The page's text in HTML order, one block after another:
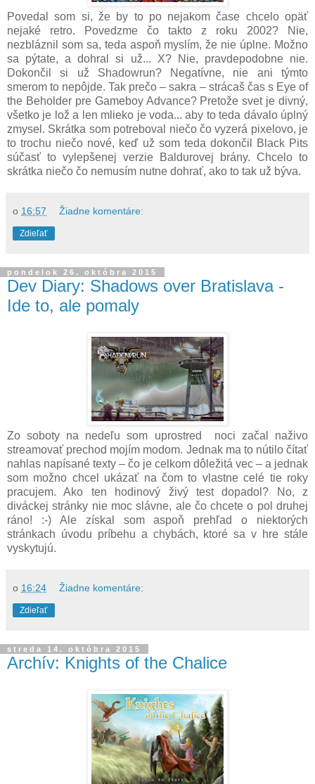
Povedal som si, že by to po nejakom čase chcelo opäť
nejaké retro. Povedzme čo takto z roku 2002? Nie,
nezbláznil som sa, teda aspoň myslím, že nie úplne. Možno
sa pýtate, a dohral si už... X? Nie, pravdepodobne nie.
Dokončil si už Shadowrun? Negatívne, nie ani týmto
smerom to nepôjde. Tak prečo – sakra – strácaš čas s Eye of
the Beholder pre Gameboy Advance? Pretože svet je divný,
všetko je lož a len mlieko je voda... aby to teda dávalo úplný
zmysel. Skrátka som potreboval niečo čo vyzerá pixelovo, je
to trochu niečo nové, keď už som teda dokončil Black Pits
súčasť to vylepšenej verzie Baldurovej brány. Chcelo to
skrátka niečo čo nemusím nutne dohrať, ako to tak už býva.
o 16:57 Žiadne komentáre:
Zdieľať
pondelok 26. októbra 2015
Dev Diary: Shadows over Bratislava -
Ide to, ale pomaly
Zo soboty na nedeľu som uprostred noci začal naživo
streamovať prechod mojím modom. Jednak ma to nútilo čítať
nahlas napísané texty – čo je celkom dôležitá vec – a jednak
som možno chcel ukázať na čom to vlastne celé tie roky
pracujem. Ako ten hodinový živý test dopadol? No, z
diváckej stránky nie moc slávne, ale čo chcete o pol druhej
ráno! :-) Ale získal som aspoň prehľad o niektorých
stránkach úvodu príbehu a chybách, ktoré sa v hre stále
vyskytujú.
o 16:24 Žiadne komentáre:
Zdieľať
streda 14. októbra 2015
Archív: Knights of the Chalice